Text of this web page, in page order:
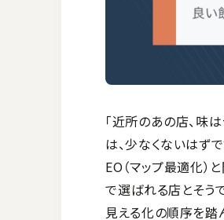
「近所のあの店、味
は、少なくないはず
EO（マップ最適化）
で選ばれる店とそう
見える化の順序を踏